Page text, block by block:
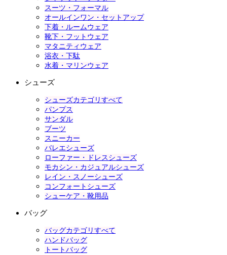
スーツ・フォーマル
オールインワン・セットアップ
下着・ルームウェア
靴下・フットウェア
マタニティウェア
浴衣・下駄
水着・マリンウェア
シューズ
シューズカテゴリすべて
パンプス
サンダル
ブーツ
スニーカー
バレエシューズ
ローファー・ドレスシューズ
モカシン・カジュアルシューズ
レイン・スノーシューズ
コンフォートシューズ
シューケア・靴用品
バッグ
バッグカテゴリすべて
ハンドバッグ
トートバッグ